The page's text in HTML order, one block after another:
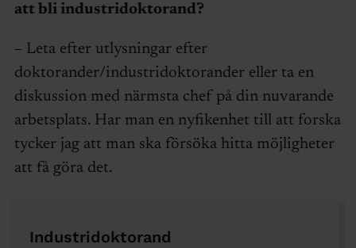
att bli industridoktorand?
– Leta efter utlysningar efter
doktorander/industridoktorander eller ta en
diskussion med närmsta chef på din nuvarande
arbetsplats. Har man en nyfikenhet till att forska
tycker jag att man ska försöka hitta möjligheter
att få göra det.
Industridoktorand